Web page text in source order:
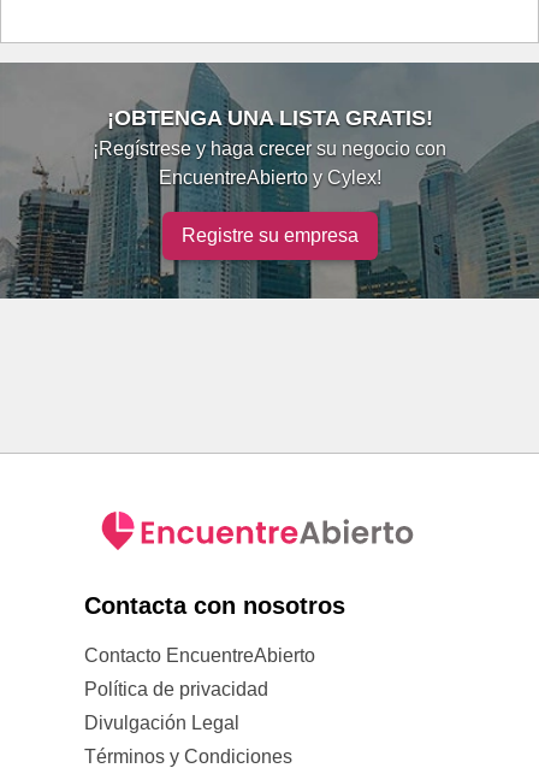
¡OBTENGA UNA LISTA GRATIS!
¡Regístrese y haga crecer su negocio con
EncuentreAbierto y Cylex!
Registre su empresa
Contacta con nosotros
Contacto EncuentreAbierto
Política de privacidad
Divulgación Legal
Términos y Condiciones